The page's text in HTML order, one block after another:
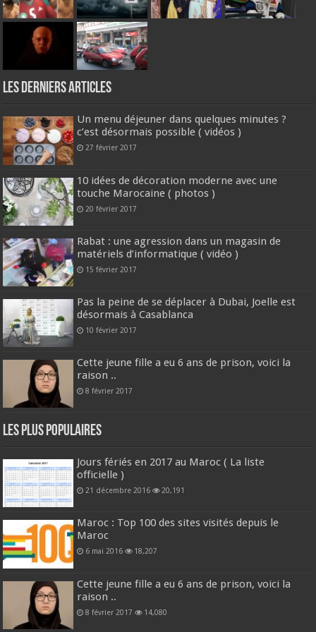
Les derniers articles
Un menu déjeuner dans quelques minutes ?
c’est désormais possible ( vidéos )
27 février 2017
10 idées de décoration moderne avec une
touche Marocaine ( photos )
20 février 2017
Rabat : une agression dans un magasin de
matériels d’informatique ( vidéo )
15 février 2017
Pas la peine de se déplacer à Dubai, Joelle est
désormais à Casablanca
10 février 2017
Cette jeune fille a eu 6 ans de prison, voici la
raison ..
8 février 2017
Les plus populaires
Jours fériés en 2017 au Maroc ( La liste
officielle )
21 décembre 2016 20,191
Maroc : Top 100 des sites visités depuis le
Maroc
6 mai 2016 18,207
Cette jeune fille a eu 6 ans de prison, voici la
raison ..
8 février 2017 14,080